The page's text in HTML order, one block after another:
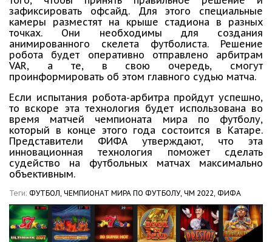
зафиксировать офсайд. Для этого специальные
камеры разместят на крыше стадиона в разных
точках. Они необходимы для создания
анимированного скелета футболиста. Решение
робота будет оперативно отправлено арбитрам
VAR, а те, в свою очередь, смогут
проинформировать об этом главного судью матча.
Если испытания робота-арбитра пройдут успешно,
то вскоре эта технология будет использована во
время матчей чемпионата мира по футболу,
который в конце этого года состоится в Катаре.
Представители ФИФА утверждают, что эта
инновационная технология поможет сделать
судейство на футбольных матчах максимально
объективным.
Теги: ФУТБОЛ, ЧЕМПИОНАТ МИРА ПО ФУТБОЛУ, ЧМ 2022, ФИФА